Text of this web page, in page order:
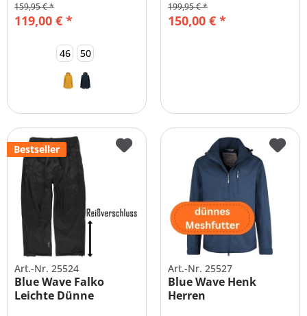
119,00 € *
159,95 € *
46 50
150,00 € *
199,95 € *
Bestseller
Art.-Nr. 25524
Blue Wave Falko
Leichte Dünne
Art.-Nr. 25527
Blue Wave Henk
Herren